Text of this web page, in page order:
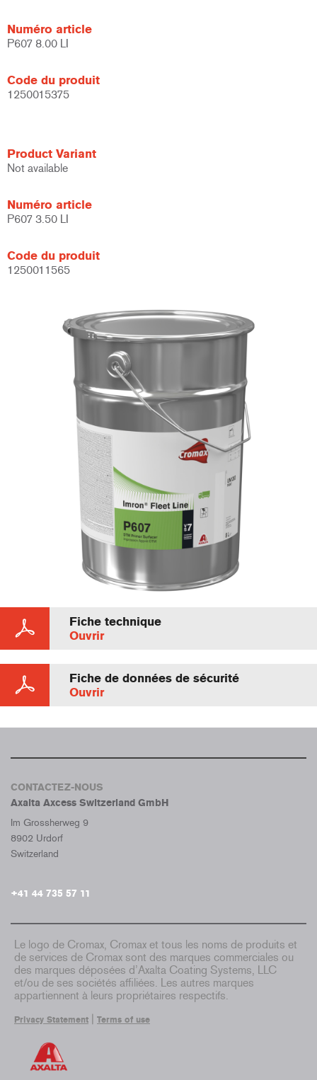
Numéro article
P607 8.00 LI
Code du produit
1250015375
Product Variant
Not available
Numéro article
P607 3.50 LI
Code du produit
1250011565
Fiche technique
Ouvrir
Fiche de données de sécurité
Ouvrir
CONTACTEZ-NOUS
Axalta Axcess Switzerland GmbH
Im Grossherweg 9
8902 Urdorf
Switzerland
+41 44 735 57 11
Le logo de Cromax, Cromax et tous les noms de produits et
de services de Cromax sont des marques commerciales ou
des marques déposées d’Axalta Coating Systems, LLC
et/ou de ses sociétés affiliées. Les autres marques
appartiennent à leurs propriétaires respectifs.
Privacy Statement Terms of use